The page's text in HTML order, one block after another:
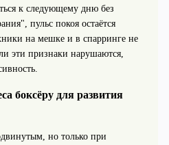
к следующему дню без
пульс покоя остаётся
на мешке и в спарринге не
эти признаки нарушаются,
боксёру для развития
но только при